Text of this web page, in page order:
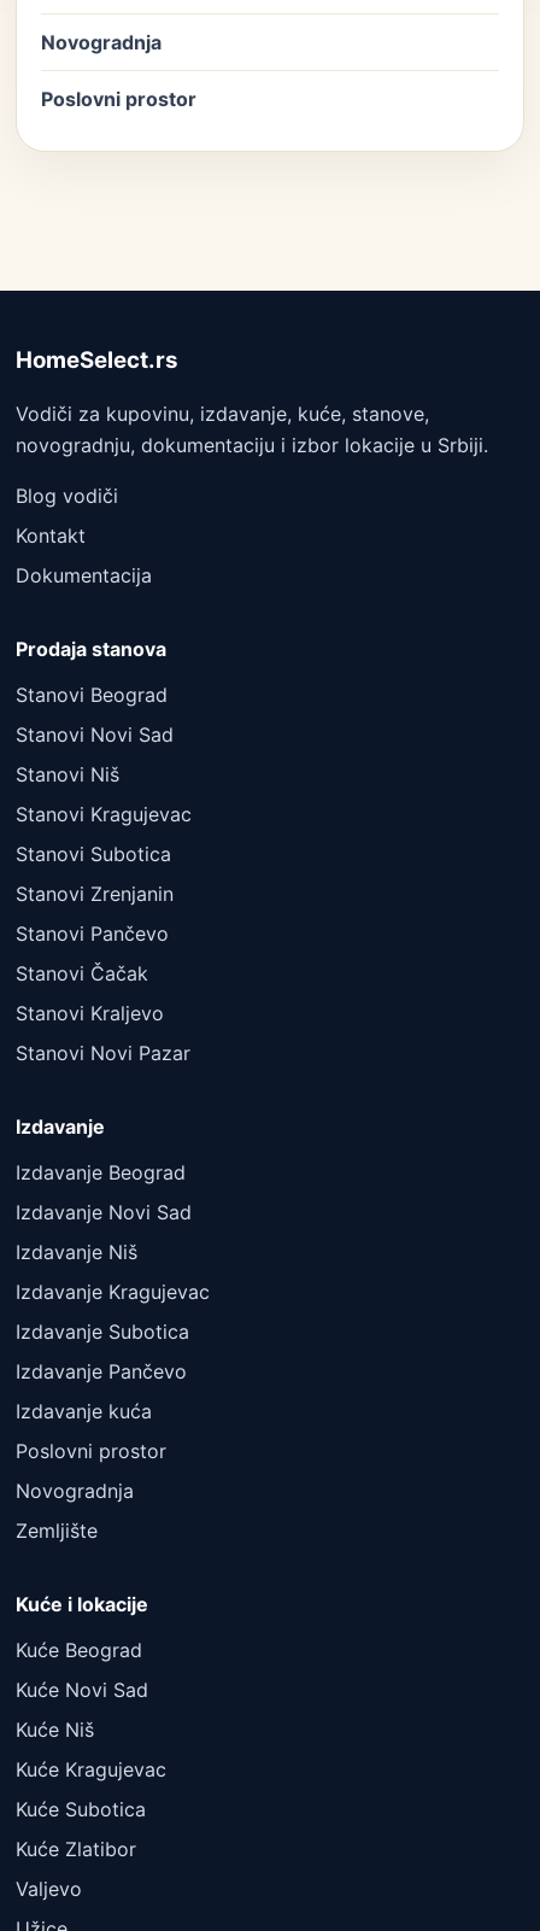
Novogradnja
Poslovni prostor
HomeSelect.rs
Vodiči za kupovinu, izdavanje, kuće, stanove,
novogradnju, dokumentaciju i izbor lokacije u Srbiji.
Blog vodiči
Kontakt
Dokumentacija
Prodaja stanova
Stanovi Beograd
Stanovi Novi Sad
Stanovi Niš
Stanovi Kragujevac
Stanovi Subotica
Stanovi Zrenjanin
Stanovi Pančevo
Stanovi Čačak
Stanovi Kraljevo
Stanovi Novi Pazar
Izdavanje
Izdavanje Beograd
Izdavanje Novi Sad
Izdavanje Niš
Izdavanje Kragujevac
Izdavanje Subotica
Izdavanje Pančevo
Izdavanje kuća
Poslovni prostor
Novogradnja
Zemljište
Kuće i lokacije
Kuće Beograd
Kuće Novi Sad
Kuće Niš
Kuće Kragujevac
Kuće Subotica
Kuće Zlatibor
Valjevo